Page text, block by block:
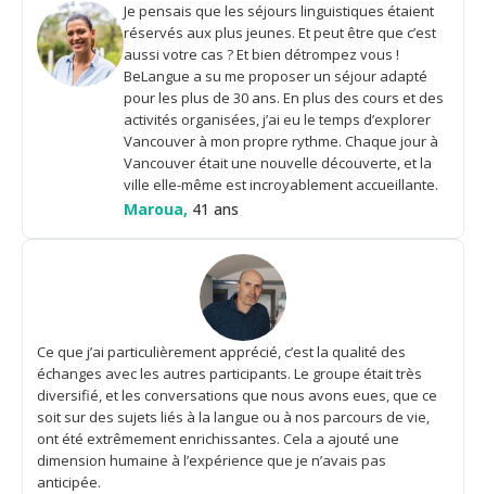
Je pensais que les séjours linguistiques étaient
réservés aux plus jeunes. Et peut être que c’est
aussi votre cas ? Et bien détrompez vous !
BeLangue a su me proposer un séjour adapté
pour les plus de 30 ans. En plus des cours et des
activités organisées, j’ai eu le temps d’explorer
Vancouver à mon propre rythme. Chaque jour à
Vancouver était une nouvelle découverte, et la
ville elle-même est incroyablement accueillante.
Maroua, 41 ans
Ce que j’ai particulièrement apprécié, c’est la qualité des
échanges avec les autres participants. Le groupe était très
diversifié, et les conversations que nous avons eues, que ce
soit sur des sujets liés à la langue ou à nos parcours de vie,
ont été extrêmement enrichissantes. Cela a ajouté une
dimension humaine à l’expérience que je n’avais pas
anticipée.